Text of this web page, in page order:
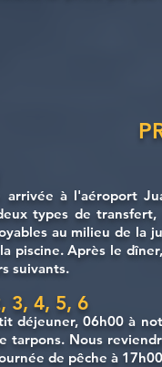
arrivée à l'aéroport
types de
au milieu de la
piscine. Après le
suivants.
3, 4, 5, 6
déjeuner, 06h00 à
tarpons. Nous
de pêche à